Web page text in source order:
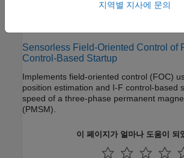
industrial drive application setup using a
Industrial drives enable you to replace a
without repeated deployment of code. An
needs only nameplate parameters to
Sensorless Field-Oriented Control of
Control-Based Startup
Implements field-oriented control (FOC)
position estimation and I-F control-based
speed of a three-phase permanent
(PMSM).
이 페이지가 얼마나 도움이 되
지역별 지사에 문의